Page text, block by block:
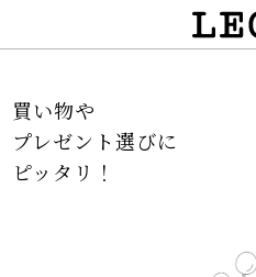
買い物や
プレゼント選びに
ピッタリ！